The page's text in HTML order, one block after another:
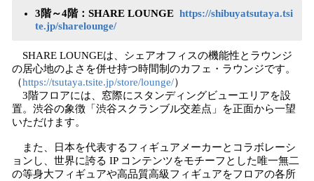
3階～4階：SHARE LOUNGE https://shibuyatsutaya.tsi
te.jp/sharelounge/
SHARE LOUNGEは、シェアオフィスの機能性とラウンジ
の居心地のよさを併せ持つ時間制のカフェ・ラウンジです。
（https://tsutaya.tsite.jp/store/lounge/）
3階フロアには、窓際にスタンディングビューエリアを設
置。渋谷の象徴「渋谷スクランブル交差点」を正面から一望
いただけます。
また、日本を代表するフィギュアメーカーとコラボレーシ
ョンし、世界に誇る IP コンテンツをモチーフとした唯一無二
の等身大フィギュアや高品質高級フィギュアをフロアの各所